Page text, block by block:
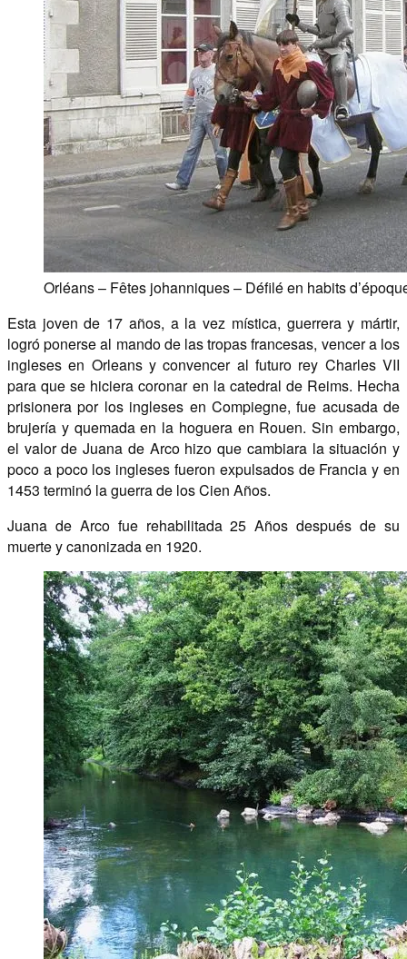
Orléans – Fêtes johanniques – Défilé en habits
Esta joven de 17 años, a la vez mística, guerrera y mártir,
logró ponerse al mando de las tropas francesas, vencer a los
ingleses en Orleans y convencer al futuro rey Charles VII
para que se hiciera coronar en la catedral de Reims. Hecha
prisionera por los ingleses en Compiegne, fue acusada de
brujería y quemada en la hoguera en Rouen. Sin embargo,
el valor de Juana de Arco hizo que cambiara la situación y
poco a poco los ingleses fueron expulsados de Francia y en
1453 terminó la guerra de los Cien Años.
Juana de Arco fue rehabilitada 25 Años después de su
muerte y canonizada en 1920.